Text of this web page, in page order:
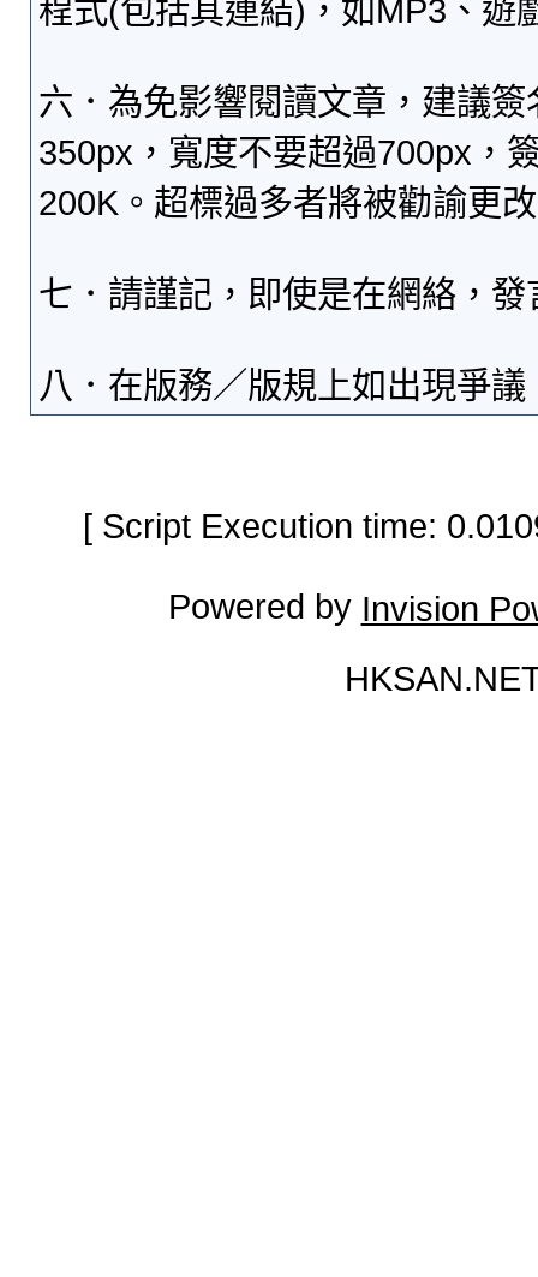
程式(包括其連結)，如MP3、遊
六．為免影響閱讀文章，建議
350px，寬度不要超過700px，
200K。超標過多者將被勸諭更
七．請謹記，即使是在網絡，
八．在版務／版規上如出現爭
[ Script Execution time:
Powered by Invision